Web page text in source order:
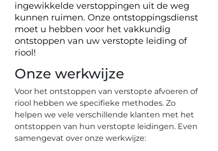
ingewikkelde verstoppingen uit de weg
kunnen ruimen. Onze ontstoppingsdienst
moet u hebben voor het vakkundig
ontstoppen van uw verstopte leiding of
riool!
Onze werkwijze
Voor het ontstoppen van verstopte afvoeren of
riool hebben we specifieke methodes. Zo
helpen we vele verschillende klanten met het
ontstoppen van hun verstopte leidingen. Even
samengevat over onze werkwijze: